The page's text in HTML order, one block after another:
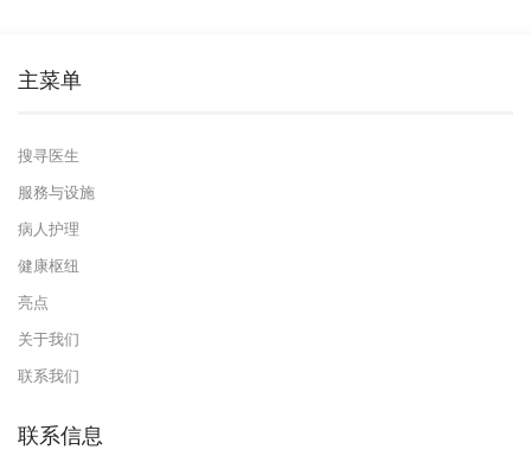
主菜单
搜寻医生
服務与设施
病人护理
健康枢纽
亮点
关于我们
联系我们
联系信息